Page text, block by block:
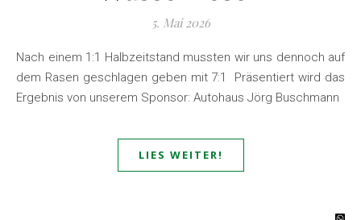
5. Mai 2026
Nach einem 1:1 Halbzeitstand mussten wir uns dennoch auf
dem Rasen geschlagen geben mit 7:1 Präsentiert wird das
Ergebnis von unserem Sponsor: Autohaus Jörg Buschmann
LIES WEITER!